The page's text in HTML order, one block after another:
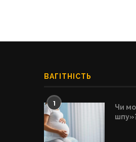
ВАГІТНІСТЬ
1
Чи